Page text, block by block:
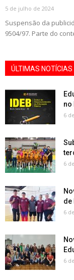
5 de julho de 2024
Suspensão da
9504/97. Parte do
ÚLTIMAS NOTÍCIAS
no
6
6
de
6
6